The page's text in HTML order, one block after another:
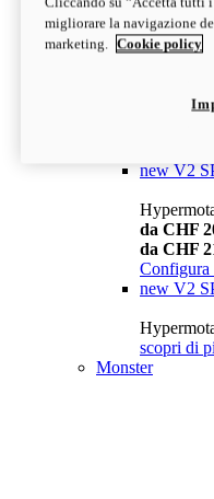
da CHF
Configura
newV2
da CHF
new V2
da CHF
da CHF
Configura
new V2
scopri di
Monster
migliorare la navigazione
marketing.
Cookie policy